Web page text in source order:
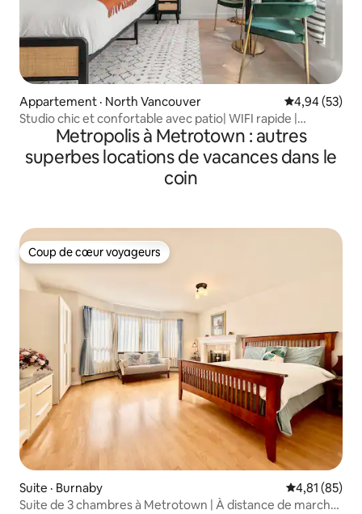
Appartement · North Vancouver Note
4,94 (53)
Studio chic et confortable avec patio| WIFI rapide |
NespressoMetropolis à Metrotown : autres
superbes locations de vacances dans le
coin
Coup de cœur voyageurs
Coup de cœur voyageurs
Suite · Burnaby Note
4,81 (85)
Suite de 3 chambres à Metrotown | À distance de marche